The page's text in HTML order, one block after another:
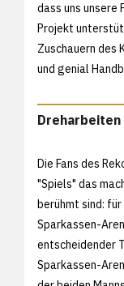
dass uns unsere
Projekt
Zuschauern des
und genial
Die Fans des
"Spiels" das
berühmt sind:
Sparkassen-
entscheidender
Sparkassen-